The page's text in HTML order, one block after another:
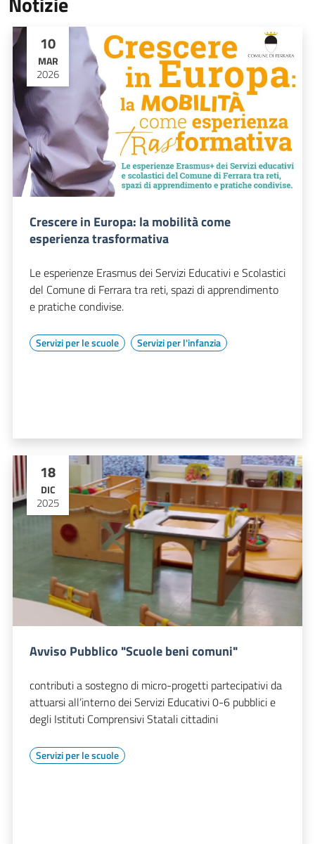
10
MAR
2026
Crescere in Europa: la mobilità come
esperienza trasformativa
Le esperienze Erasmus dei Servizi Educativi e Scolastici
del Comune di Ferrara tra reti, spazi di apprendimento
e pratiche condivise.
Servizi per le scuole Servizi per l'infanzia
18
DIC
2025
Avviso Pubblico "Scuole beni comuni"
contributi a sostegno di micro-progetti partecipativi da
attuarsi all’interno dei Servizi Educativi 0-6 pubblici e
degli Istituti Comprensivi Statali cittadini
Servizi per le scuole